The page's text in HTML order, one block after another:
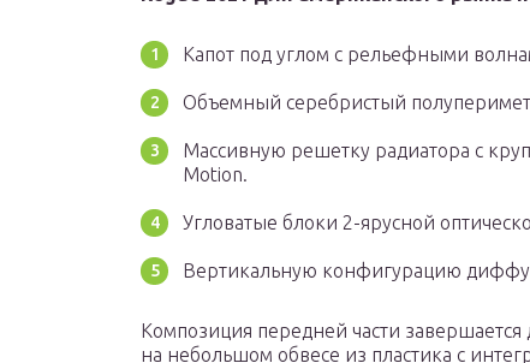
Капот под углом с рельефными
Объемный серебристый
Массивную решетку радиатора с
Motion.
Угловатые блоки 2-ярусной
Вертикальную конфигурацию
Композиция передней части
на небольшом обвесе из пластика с